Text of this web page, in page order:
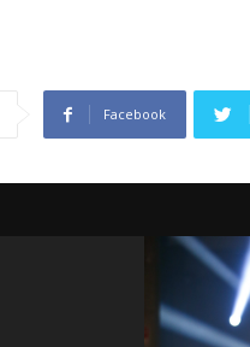
Facebook